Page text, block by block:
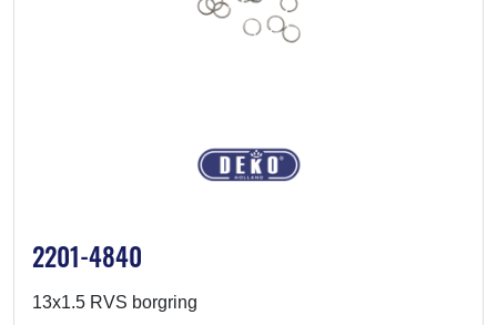
2201-4840
13x1.5 RVS borgring